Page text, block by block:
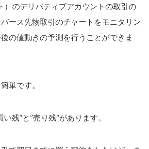
）のデリバティブアカウントの取引の
ース先物取引のチャートをモニタリン
の値動きの予測を行うことができま
単です。
残“と”売り残“があります。